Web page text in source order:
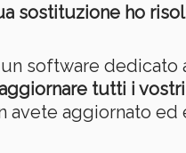
sostituzione ho
software dedicato
tutti i
avete aggiornato ed